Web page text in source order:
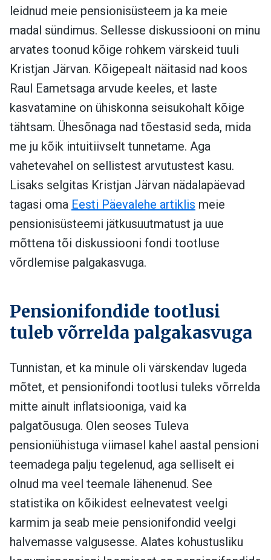
leidnud meie pensionisüsteem ja ka meie
madal sündimus. Sellesse diskussiooni on minu
arvates toonud kõige rohkem värskeid tuuli
Kristjan Järvan. Kõigepealt näitasid nad koos
Raul Eametsaga arvude keeles, et laste
kasvatamine on ühiskonna seisukohalt kõige
tähtsam. Ühesõnaga nad tõestasid seda, mida
me ju kõik intuitiivselt tunnetame. Aga
vahetevahel on sellistest arvutustest kasu.
Lisaks selgitas Kristjan Järvan nädalapäevad
tagasi oma Eesti Päevalehe artiklis meie
pensionisüsteemi jätkusuutmatust ja uue
mõttena tõi diskussiooni fondi tootluse
võrdlemise palgakasvuga.
Pensionifondide tootlusi
tuleb võrrelda palgakasvuga
Tunnistan, et ka minule oli värskendav lugeda
mõtet, et pensionifondi tootlusi tuleks võrrelda
mitte ainult inflatsiooniga, vaid ka
palgatõusuga. Olen seoses Tuleva
pensioniühistuga viimasel kahel aastal pensioni
teemadega palju tegelenud, aga selliselt ei
olnud ma veel teemale lähenenud. See
statistika on kõikidest eelnevatest veelgi
karmim ja seab meie pensionifondid veelgi
halvemasse valgusesse. Alates kohustusliku